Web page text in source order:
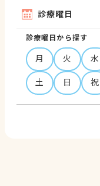
診療曜日
診療曜日から探す
月 火 水
土
日 祝